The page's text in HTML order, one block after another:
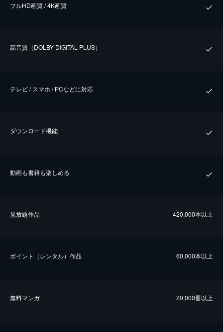
フルHD画質 / 4K画質
⾼⾳質（DOLBY DIGITAL PLUS）
テレビ / スマホ / PCなどに対応
ダウンロード機能
動画も書籍も楽しめる
⾒放題作品 420,000本以上
ポイント（レンタル）作品 60,000本以上
無料マンガ 20,000冊以上